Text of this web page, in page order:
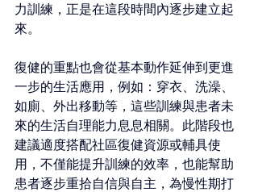
力訓練，正是在這段時間內逐步建立起
來。
復健的重點也會從基本動作延伸到更進
一步的生活應用，例如：穿衣、洗澡、
如廁、外出移動等，這些訓練與患者未
來的生活自理能力息息相關。此階段也
建議適度搭配社區復健資源或輔具使
用，不僅能提升訓練的效率，也能幫助
患者逐步重拾自信與自主，為慢性期打